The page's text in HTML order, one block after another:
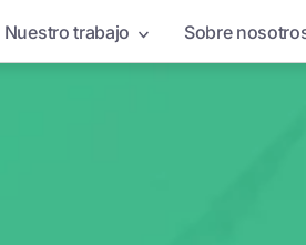
Nuestro trabajo Sobre